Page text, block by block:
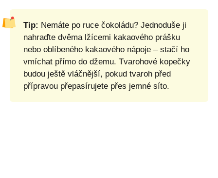
Tip: Nemáte po ruce čokoládu? Jednoduše ji
nahraďte dvěma lžícemi kakaového prášku
nebo oblíbeného kakaového nápoje – stačí ho
vmíchat přímo do džemu. Tvarohové kopečky
budou ještě vláčnější, pokud tvaroh před
přípravou přepasírujete přes jemné síto.